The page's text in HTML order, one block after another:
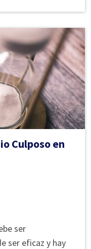
Culposo en
ser
ser eficaz y hay